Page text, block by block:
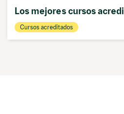
Cursos acreditados
Los mejores cursos